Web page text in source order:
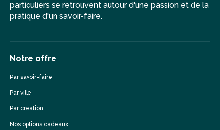
particuliers se retrouvent autour d'une passion et de la
pratique d'un savoir-faire.
Notre offre
Par savoir-faire
Par ville
Par création
Nos options cadeaux